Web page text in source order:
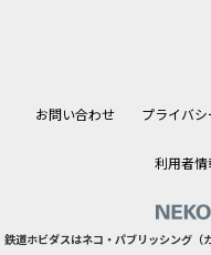
お問い合わせ プライバ
利用者
鉄道ホビダスはネコ・パブリッシング（